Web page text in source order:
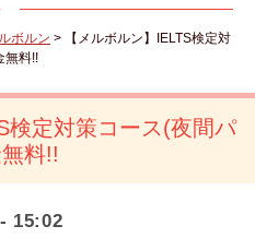
ボルン > 【メルボルン】IELTS検定対
無料!!
検定対策コース(夜間パ
料!!
15:02